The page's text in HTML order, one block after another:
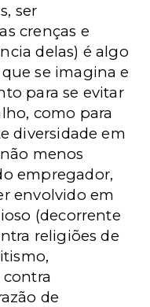
ser
crenças e
delas) é algo
se imagina e
para se evitar
como para
diversidade em
menos
empregador,
envolvido em
(decorrente
religiões de
de